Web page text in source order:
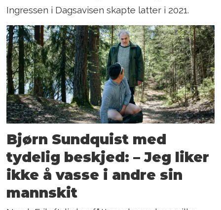
Ingressen i Dagsavisen skapte latter i 2021.
Bjørn Sundquist med
tydelig beskjed: – Jeg liker
ikke å vasse i andre sin
mannskit